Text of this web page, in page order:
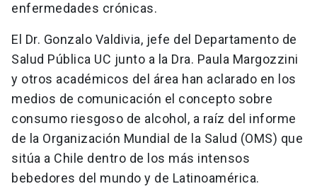
enfermedades crónicas.
El Dr. Gonzalo Valdivia, jefe del Departamento de
Salud Pública UC junto a la Dra. Paula Margozzini
y otros académicos del área han aclarado en los
medios de comunicación el concepto sobre
consumo riesgoso de alcohol, a raíz del informe
de la Organización Mundial de la Salud (OMS) que
sitúa a Chile dentro de los más intensos
bebedores del mundo y de Latinoamérica.